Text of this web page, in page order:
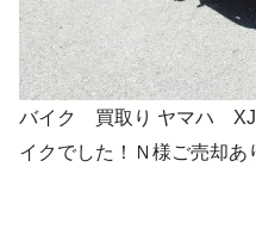
バイク 買取り ヤマハ
イクでした！Ｎ様ご売却あ